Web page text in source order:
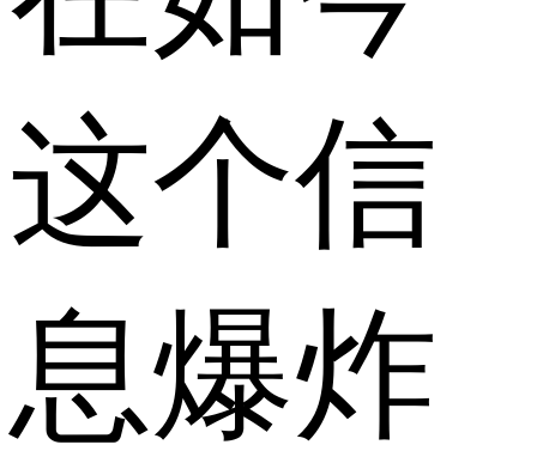
这个信
息爆炸